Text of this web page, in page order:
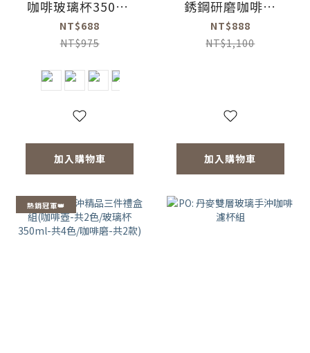
咖啡玻璃杯350ml
3.0 (共4色)
NT$688
NT$975
加入購物車
銹鋼研磨咖啡器
2.0(灰)(陶瓷磨芯)
NT$888
NT$1,100
加入購物車
熱銷冠軍👑